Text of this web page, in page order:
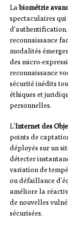
Labiométrie
spectaculaires
reconnaissance
modalités
des micro-
reconnaissance
sécurité inédits
éthiques et
personnelles.
L’Internet des
points de
déployés sur un
détecter
variation de
ou défaillance
améliore la
de nouvelles
sécurisées.